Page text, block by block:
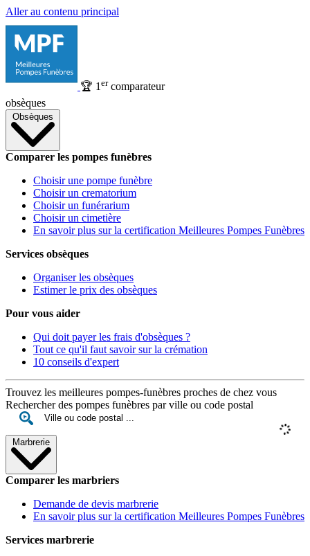
Aller au contenu principal
🏆 1 ercomparateur
obsèques
Obsèques
Comparer les pompes funèbres
Choisir une pompe funèbre
Choisir un crematorium
Choisir un funérarium
Choisir un cimetière
En savoir plus sur la certification Meilleures Pompes Funèbres
Services obsèques
Organiser les obsèques
Estimer le prix des obsèques
Pour vous aider
Qui doit payer les frais d'obsèques ?
Tout ce qu'il faut savoir sur la crémation
10 conseils d'expert
Trouvez les meilleures pompes-funèbres proches de chez vous
Rechercher des pompes funèbres par ville ou code postal
Marbrerie
Comparer les marbriers
Demande de devis marbrerie
En savoir plus sur la certification Meilleures Pompes Funèbres
Services marbrerie